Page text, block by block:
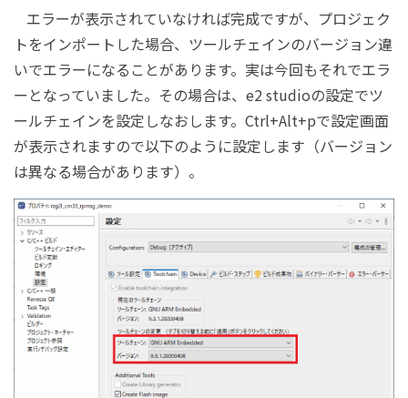
エラーが表示されていなければ完成ですが、プロジェク
トをインポートした場合、ツールチェインのバージョン違
いでエラーになることがあります。実は今回もそれでエラ
ーとなっていました。その場合は、e2 studioの設定でツ
ールチェインを設定しなおします。Ctrl+Alt+pで設定画面
が表示されますので以下のように設定します（バージョン
は異なる場合があります）。